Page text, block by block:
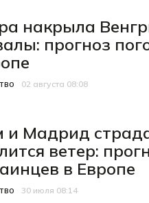
накрыла
прогноз
публикации
02 августа 08:08
и Мадрид
ветер:
в Европе
публикации
30 июля 08:14